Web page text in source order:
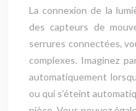
La connexion de la
des capteurs de
serrures connectées,
complexes. Imaginez
automatiquement
ou qui s’éteint